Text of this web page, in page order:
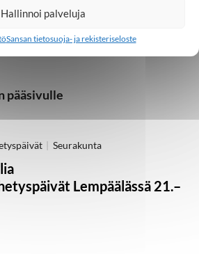
Hallinnoi palveluja
Sansan tietosuoja- ja rekisteriseloste
pääsivulle
Seurakunta
Lempäälässä 21.–